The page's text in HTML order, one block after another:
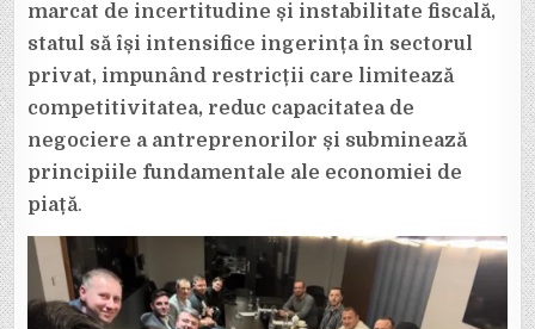
marcat de incertitudine și instabilitate fiscală,
statul să își intensifice ingerința în sectorul
privat, impunând restricții care limitează
competitivitatea, reduc capacitatea de
negociere a antreprenorilor și subminează
principiile fundamentale ale economiei de
piață.